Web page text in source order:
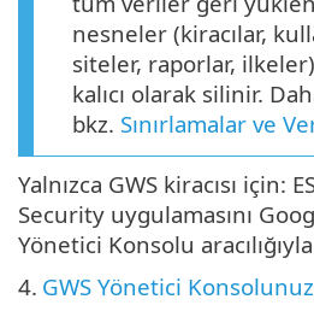
nesneler (kiracılar,
siteler, raporlar,
kalıcı olarak silinir.
bkz. Sınırlamalar ve
Yalnızca GWS kiracısı için:
Security uygulamasını
Yönetici Konsolu
4. GWS Yönetici